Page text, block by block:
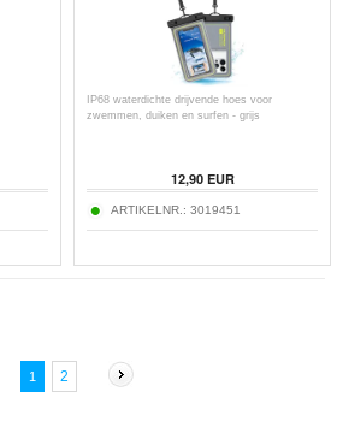
IP68 waterdichte drijvende hoes voor
zwemmen, duiken en surfen - grijs
12,90EUR
ARTIKELNR.: 3019451
1 2